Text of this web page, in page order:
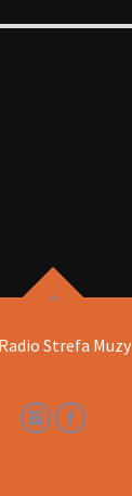
Strefa Muzy